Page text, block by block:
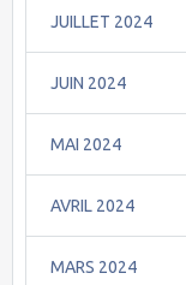
JUILLET 2024
JUIN 2024
MAI 2024
AVRIL 2024
MARS 2024